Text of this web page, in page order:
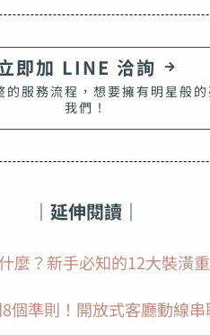
即加 LINE 洽詢
服務流程，想要擁有明星般
我們！
｜延伸閱讀｜
麼？新手必知的12大裝潢重
準則！開放式客廳動線串